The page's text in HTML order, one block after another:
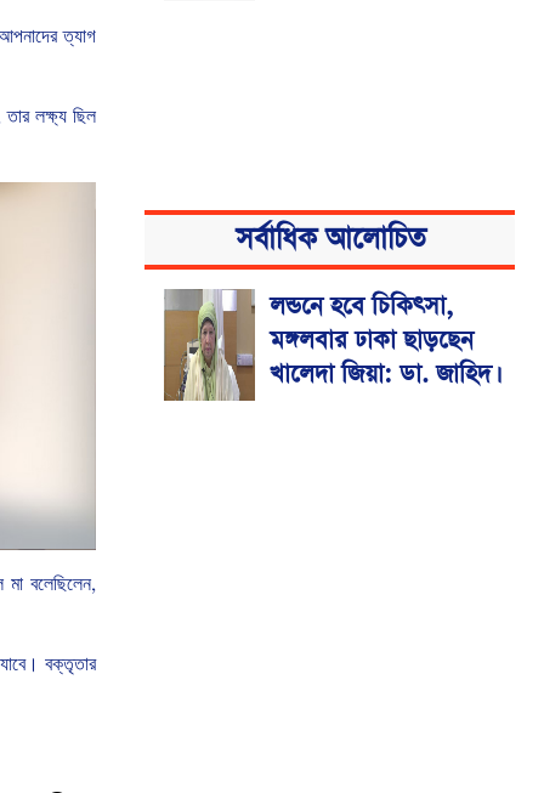
ত্যাগ
তার লক্ষ্য ছিল
মা বলেছিলেন,
যাবে। বক্তৃতার
সর্বাধিক আলোচিত
লন্ডনে হবে চিকিৎসা,
মঙ্গলবার ঢাকা ছাড়ছেন
খালেদা জিয়া: ডা. জাহিদ।